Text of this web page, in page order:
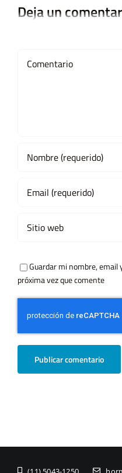
Deja un
Guardar mi nombre, email
próxima vez que comente